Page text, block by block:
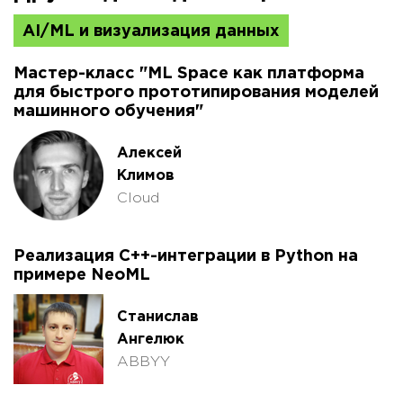
AI/ML и визуализация данных
Мастер-класс "ML Space как платформа
для быстрого прототипирования моделей
машинного обучения"
Алексей
Климов
Cloud
Реализация С++-интеграции в Python на
примере NeoML
Станислав
Ангелюк
ABBYY